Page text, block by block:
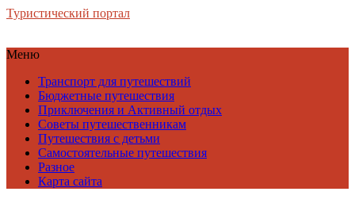
Туристический портал
Меню
Транспорт для путешествий
Бюджетные путешествия
Приключения и Активный отдых
Советы путешественникам
Путешествия с детьми
Самостоятельные путешествия
Разное
Карта сайта